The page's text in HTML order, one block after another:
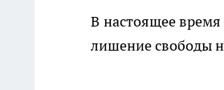
В настоящее
лишение свободы